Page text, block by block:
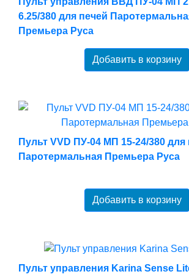
6.25/380 для печей
Премьера Руса
Добавить в корзину
Пульт VVD ПУ-04 МП 15-24/380 для
Паротермальная Премьера Руса
Добавить в корзину
Пульт управления Karina Sense